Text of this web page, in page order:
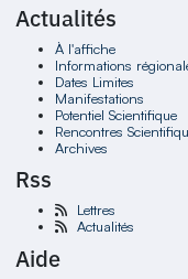
Actualités
À l'affiche
Informations
Dates Limites
Manifestations
Potentiel Scientifique
Rencontres
Archives
Rss
Lettres
Actualités
Aide